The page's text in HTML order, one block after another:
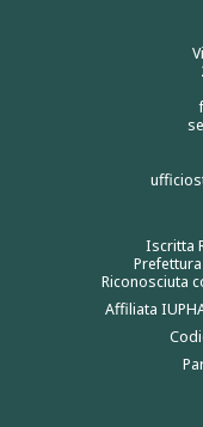
Iscritta
Riconosciuta
Affiliata